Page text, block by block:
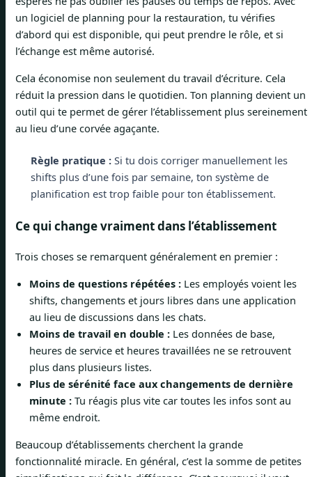
un logiciel de planning pour la restauration, tu vérifies
d’abord qui est disponible, qui peut prendre le rôle, et si
l’échange est même autorisé.
Cela économise non seulement du travail d’écriture. Cela
réduit la pression dans le quotidien. Ton planning devient un
outil qui te permet de gérer l’établissement plus sereinement
au lieu d’une corvée agaçante.
Règle pratique :Si tu dois corriger manuellement les
shifts plus d’une fois par semaine, ton système de
planification est trop faible pour ton établissement.
Ce qui change vraiment dans l’établissement
Trois choses se remarquent généralement en premier :
Moins de questions répétées : Les employés voient les
shifts, changements et jours libres dans une application
au lieu de discussions dans les chats.
Moins de travail en double : Les données de base,
heures de service et heures travaillées ne se retrouvent
plus dans plusieurs listes.
Plus de sérénité face aux changements de dernière
minute : Tu réagis plus vite car toutes les infos sont au
même endroit.
Beaucoup d’établissements cherchent la grande
fonctionnalité miracle. En général, c’est la somme de petites